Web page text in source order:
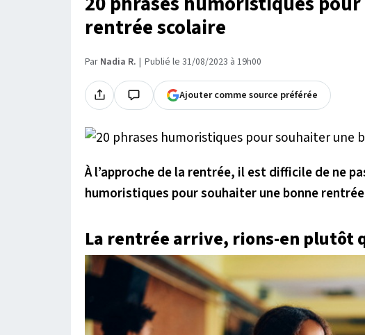
rentrée scolaire
Par Nadia R. Publié le 31/08/2023 à 19h00
Ajouter comme source préférée
À l’approche de la rentrée, il est difficile de ne
humoristiques pour souhaiter une bonne
La rentrée arrive, rions-en plutôt